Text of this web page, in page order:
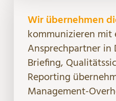
Wir übernehmen
kommunizieren mit
Ansprechpartner in
Briefing,
Reporting
Management-